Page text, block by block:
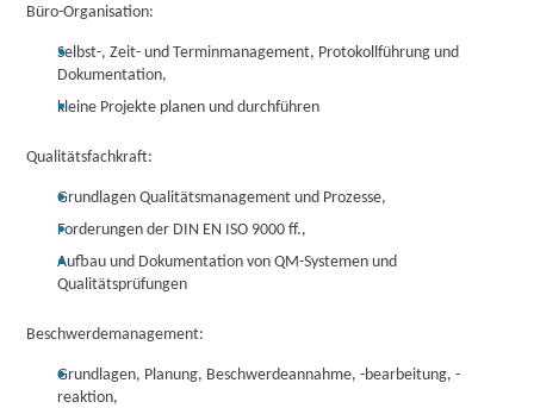
Büro-Organisation:
Selbst-, Zeit- und Terminmanagement, Protokollführung und
Dokumentation,
kleine Projekte planen und durchführen
Qualitätsfachkraft:
Grundlagen Qualitätsmanagement und Prozesse,
Forderungen der DIN EN ISO 9000 ff.,
Aufbau und Dokumentation von QM-Systemen und
Qualitätsprüfungen
Beschwerdemanagement:
Grundlagen, Planung, Beschwerdeannahme, -bearbeitung, -
reaktion,